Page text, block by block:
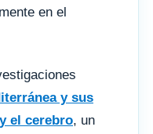
en el
y sus
el cerebro, un